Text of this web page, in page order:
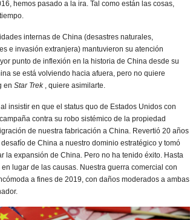
hemos pasado a la ira. Tal como están las cosas,
internas de China (desastres naturales,
e invasión extranjera) mantuvieron su atención
punto de inflexión en la historia de China desde su
se está volviendo hacia afuera, pero no quiere
en Star Trek, quiere asimilarte.
insistir en que el status quo de Estados Unidos con
contra su robo sistémico de la propiedad
de nuestra fabricación a China. Revertió 20 años
de China a nuestro dominio estratégico y tomó
la expansión de China. Pero no ha tenido éxito. Hasta
lugar de las causas. Nuestra guerra comercial con
a fines de 2019, con daños moderados a ambas